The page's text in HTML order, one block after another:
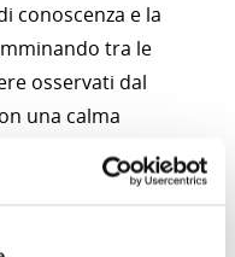
conoscenza e la
tra le
osservati dal
una calma
avessero ancora